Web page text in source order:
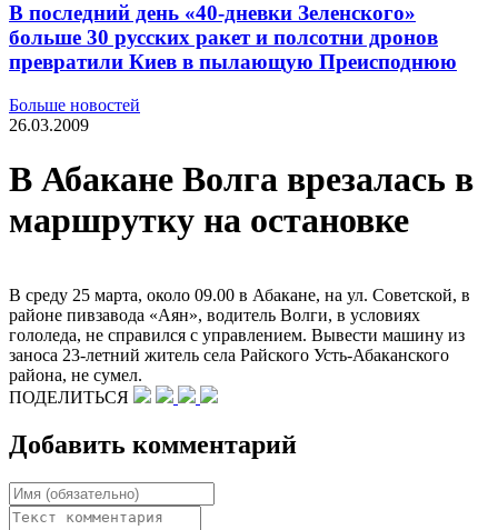
В последний день «40-дневки Зеленского»
больше 30 русских ракет и полсотни дронов
превратили Киев в пылающую Преисподнюю
Больше новостей
26.03.2009
В Абакане Волга врезалась в
маршрутку на остановке
В среду 25 марта, около 09.00 в Абакане, на ул. Советской, в
районе пивзавода «Аян», водитель Волги, в условиях
гололеда, не справился с управлением. Вывести машину из
заноса 23-летний житель села Райского Усть-Абаканского
района, не сумел.
ПОДЕЛИТЬСЯ
Добавить комментарий